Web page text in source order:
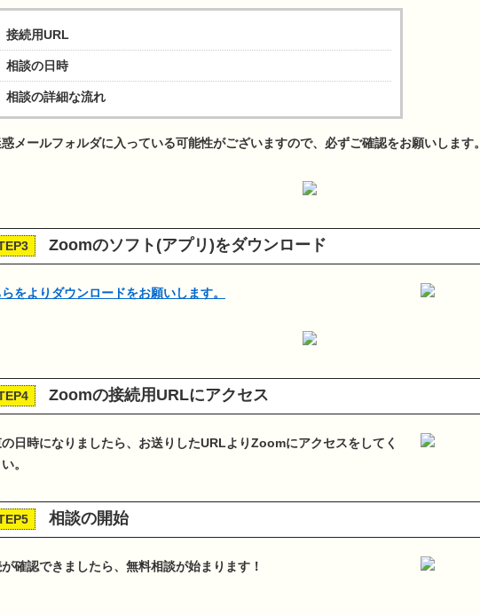
接続用URL
相談の日時
相談の詳細な流れ
メールフォルダに入っている可能性がございますので、必ずご確認をお願いします。
Zoomのソフト(アプリ)をダウンロード
をよりダウンロードをお願いします。
Zoomの接続用URLにアクセス
日時になりましたら、お送りしたURLよりZoomにアクセスをしてく
。
相談の開始
確認できましたら、無料相談が始まります！